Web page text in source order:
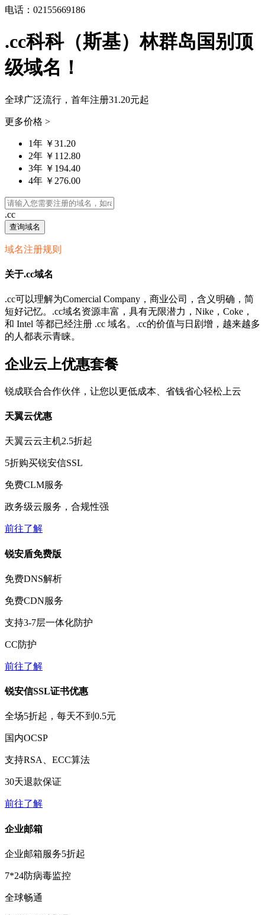
电话：02155669186
.cc科科（斯基）林群岛国别顶
级域名！
全球广泛流行，首年注册31.20元起
更多价格 >
1年 ￥31.20
2年 ￥112.80
3年 ￥194.40
4年 ￥276.00
.cc
查询域名
域名注册规则
关于.cc域名
.cc可以理解为Comercial Company，商业公司，含义明确，简
短好记忆。.cc域名资源丰富，具有无限潜力，Nike，Coke，
和 Intel 等都已经注册 .cc 域名。.cc的价值与日剧增，越来越多
的人都表示青睐。
企业云上优惠套餐
锐成联合合作伙伴，让您以更低成本、省钱省心轻松上云
天翼云优惠
天翼云云主机2.5折起
5折购买锐安信SSL
免费CLM服务
政务级云服务，合规性强
前往了解
锐安盾免费版
免费DNS解析
免费CDN服务
支持3-7层一体化防护
CC防护
前往了解
锐安信SSL证书优惠
全场5折起，每天不到 0.5元
国内OCSP
支持RSA、ECC算法
30天退款保证
前往了解
企业邮箱
企业邮箱服务5折起
7*24防病毒监控
全球畅通